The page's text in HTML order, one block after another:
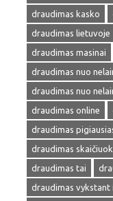
draudimas kasko
draudimas lietuvoje
draudimas masinai
draudimas nuo
draudimas nuo
draudimas online
draudimas
draudimas
draudimas tai
draudimas vykstant